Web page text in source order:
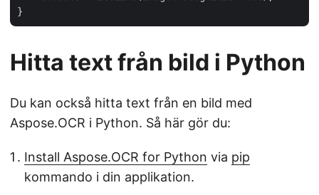
Hitta text från bild i Python
Du kan också hitta text från en bild med
Aspose.OCR i Python. Så här gör du:
Install Aspose.OCR for Python via pip
kommando i din applikation.